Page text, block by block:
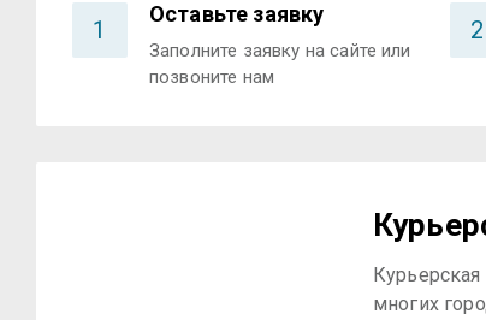
1
Оставьте заявку
Заполните заявку на сайте или
позвоните нам
2
многих